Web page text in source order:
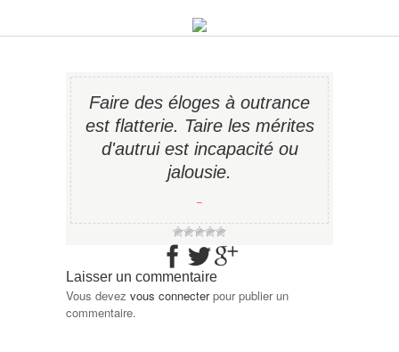
Faire des éloges à outrance
est flatterie. Taire les mérites
d'autrui est incapacité ou
jalousie.
−
Laisser un commentaire
Vous devez vous connecterpour publier un
commentaire.